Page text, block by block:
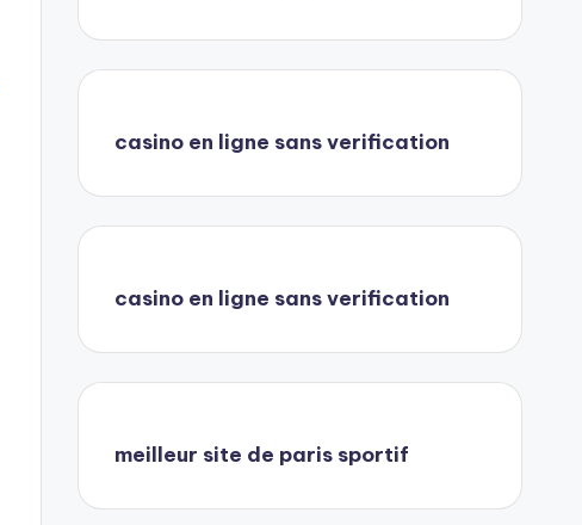
casino en ligne sans verification
casino en ligne sans verification
meilleur site de paris sportif